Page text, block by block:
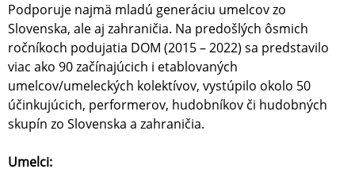
Podporuje najmä mladú generáciu umelcov zo
Slovenska, ale aj zahraničia. Na predošlých ôsmich
ročníkoch podujatia DOM (2015 – 2022) sa predstavilo
viac ako 90 začínajúcich i etablovaných
umelcov/umeleckých kolektívov, vystúpilo okolo 50
účinkujúcich, performerov, hudobníkov či hudobných
skupín zo Slovenska a zahraničia.
Umelci: